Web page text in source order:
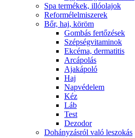
Spa termékek, illóolajok
Reformélelmiszerek
Bőr, haj, köröm
Gombás fertőzések
Szépségvitaminok
Ekcéma, dermatitis
Arcápolás
Ajakápoló
Haj
Napvédelem
Kéz
Láb
Test
Dezodor
Dohányzásról való leszokás